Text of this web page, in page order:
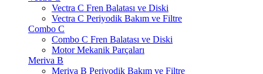
Vectra C Fren Balatası ve Diski
Vectra C Periyodik Bakım ve Filtre
Combo C
Combo C Fren Balatası ve Diski
Motor Mekanik Parçaları
Meriva B
Meriva B Periyodik Bakım ve Filtre